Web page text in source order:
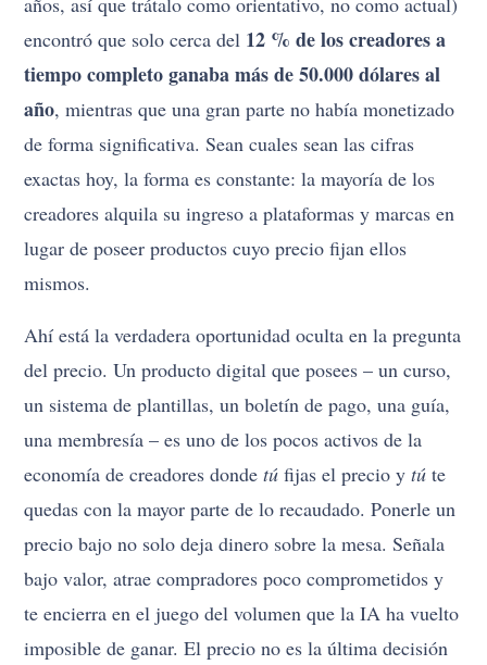
encontró que solo cerca del 12 % de los creadores a
tiempo completo ganaba más de 50.000 dólares al
año, mientras que una gran parte no había monetizado
de forma significativa. Sean cuales sean las cifras
exactas hoy, la forma es constante: la mayoría de los
creadores alquila su ingreso a plataformas y marcas en
lugar de poseer productos cuyo precio fijan ellos
mismos.
Ahí está la verdadera oportunidad oculta en la pregunta
del precio. Un producto digital que posees – un curso,
un sistema de plantillas, un boletín de pago, una guía,
una membresía – es uno de los pocos activos de la
economía de creadores dondetú fijas el precio ytú te
quedas con la mayor parte de lo recaudado. Ponerle un
precio bajo no solo deja dinero sobre la mesa. Señala
bajo valor, atrae compradores poco comprometidos y
te encierra en el juego del volumen que la IA ha vuelto
imposible de ganar. El precio no es la última decisión